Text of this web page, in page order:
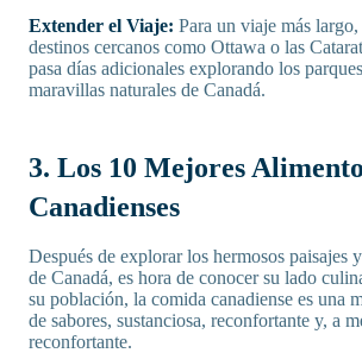
Extender el Viaje: Para un viaje más largo,
destinos cercanos como Ottawa o las
pasa días adicionales explorando los
maravillas naturales de Canadá.
3. Los 10 Mejores
Canadienses
Después de explorar los hermosos paisajes
de Canadá, es hora de conocer su lado
su población, la comida canadiense es una
de sabores, sustanciosa, reconfortante y, a
reconfortante.